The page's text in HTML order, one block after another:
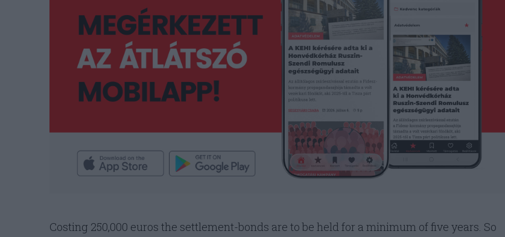
Costing 250,000 euros the settlement-bonds are to be held for a minimum of five years. So